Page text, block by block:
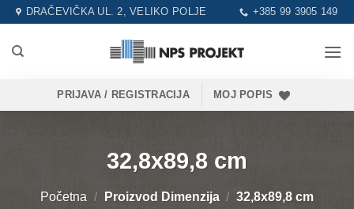
Skip
content
DRAČEVIČKA UL. 2, VELIKO POLJE +385 99 3905 149
PRIJAVA / REGISTRACIJA MOJ POPIS
32,8x89,8 cm
Početna / Proizvod Dimenzija / 32,8x89,8 cm